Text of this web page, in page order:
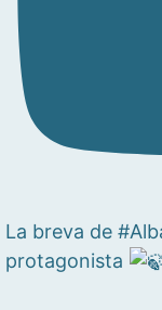
La breva de
protagonista